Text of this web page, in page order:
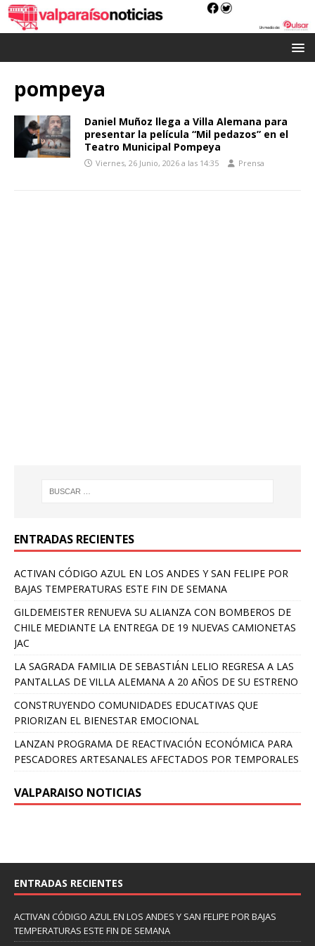
pompeya
Daniel Muñoz llega a Villa Alemana para
presentar la película “Mil pedazos” en el
Teatro Municipal Pompeya
Viernes, 26 Junio, 2026 a las 14:35 Prensa
ENTRADAS RECIENTES
ACTIVAN CÓDIGO AZUL EN LOS ANDES Y SAN FELIPE POR
BAJAS TEMPERATURAS ESTE FIN DE SEMANA
GILDEMEISTER RENUEVA SU ALIANZA CON BOMBEROS DE
CHILE MEDIANTE LA ENTREGA DE 19 NUEVAS CAMIONETAS
JAC
LA SAGRADA FAMILIA DE SEBASTIÁN LELIO REGRESA A LAS
PANTALLAS DE VILLA ALEMANA A 20 AÑOS DE SU ESTRENO
CONSTRUYENDO COMUNIDADES EDUCATIVAS QUE
PRIORIZAN EL BIENESTAR EMOCIONAL
LANZAN PROGRAMA DE REACTIVACIÓN ECONÓMICA PARA
PESCADORES ARTESANALES AFECTADOS POR TEMPORALES
VALPARAISO NOTICIAS
ENTRADAS RECIENTES
ACTIVAN CÓDIGO AZUL EN LOS ANDES Y SAN FELIPE POR BAJAS
TEMPERATURAS ESTE FIN DE SEMANA